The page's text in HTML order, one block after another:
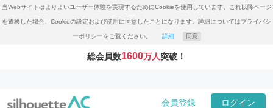
当Webサイトはよりよいユーザー体験を実現するためにCookieを使用しています。これ以降ページ
を遷移した場合、Cookieの設定および使用に同意したことになります。詳細についてはプライバシ
ーポリシーをご覧ください。 詳細 同意
総会員数1600万人突破！
会員登録 ログイン